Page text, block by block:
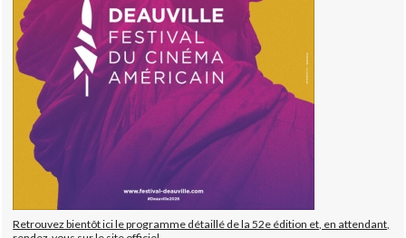
Retrouvez bientôt ici le programme détaillé de la 52e édition et, en attendant,